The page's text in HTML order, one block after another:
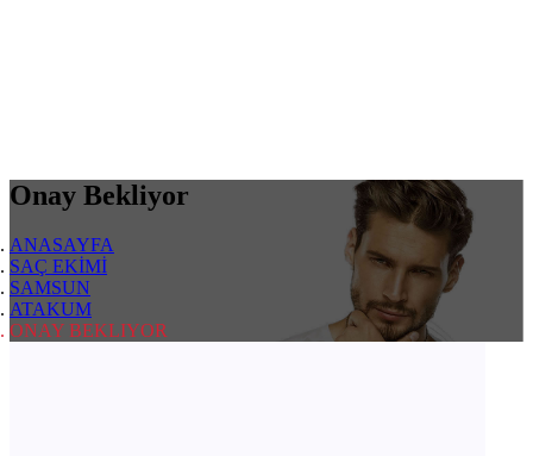
Onay Bekliyor
ANASAYFA
SAÇ EKİMİ
SAMSUN
ATAKUM
ONAY BEKLIYOR